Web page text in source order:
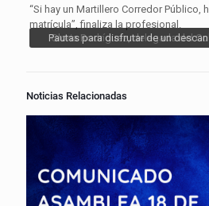
Gloria Rodríguez, delegada del
Pautas para disfrutar de un
“Si hay un Martillero Corredor Público,
matrícula”, finaliza la profesional.
Noticias Relacionadas